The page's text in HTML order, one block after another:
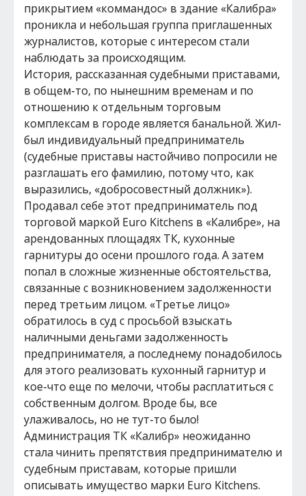
прикрытием «коммандос» в здание «Калибра»
проникла и небольшая группа приглашенных
журналистов, которые с интересом стали
наблюдать за происходящим.
История, рассказанная судебными приставами,
в общем-то, по нынешним временам и по
отношению к отдельным торговым
комплексам в городе является банальной. Жил-
был индивидуальный предприниматель
(судебные приставы настойчиво попросили не
разглашать его фамилию, потому что, как
выразились, «добросовестный должник»).
Продавал себе этот предприниматель под
торговой маркой Euro Kitchens в «Калибре», на
арендованных площадях ТК, кухонные
гарнитуры до осени прошлого года. А затем
попал в сложные жизненные обстоятельства,
связанные с возникновением задолженности
перед третьим лицом. «Третье лицо»
обратилось в суд с просьбой взыскать
наличными деньгами задолженность
предпринимателя, а последнему понадобилось
для этого реализовать кухонный гарнитур и
кое-что еще по мелочи, чтобы расплатиться с
собственным долгом. Вроде бы, все
улаживалось, но не тут-то было!
Администрация ТК «Калибр» неожиданно
стала чинить препятствия предпринимателю и
судебным приставам, которые пришли
описывать имущество марки Euro Kitchens.